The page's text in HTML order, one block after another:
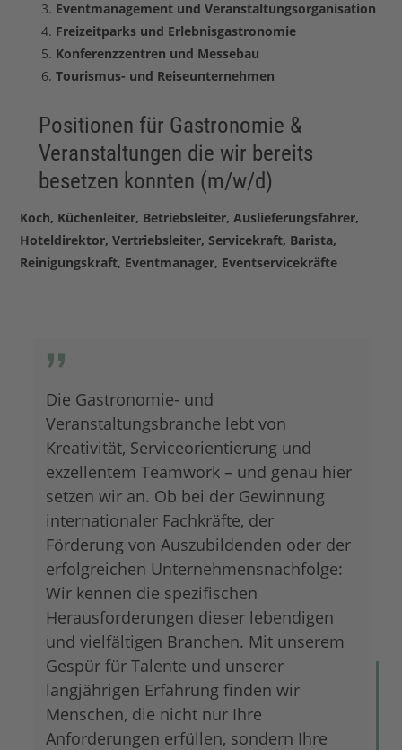
Eventmanagement und Veranstaltungsorganisation
Freizeitparks und Erlebnisgastronomie
Konferenzzentren und Messebau
Tourismus- und Reiseunternehmen
Positionen für Gastronomie &
Veranstaltungen die wir bereits
besetzen konnten (m/w/d)
Koch, Küchenleiter, Betriebsleiter, Auslieferungsfahrer,
Hoteldirektor, Vertriebsleiter, Servicekraft, Barista,
Reinigungskraft, Eventmanager, Eventservicekräfte
Die Gastronomie- und
Veranstaltungsbranche lebt von
Kreativität, Serviceorientierung und
exzellentem Teamwork – und genau hier
setzen wir an. Ob bei der Gewinnung
internationaler Fachkräfte, der
Förderung von Auszubildenden oder der
erfolgreichen Unternehmensnachfolge:
Wir kennen die spezifischen
Herausforderungen dieser lebendigen
und vielfältigen Branchen. Mit unserem
Gespür für Talente und unserer
langjährigen Erfahrung finden wir
Menschen, die nicht nur Ihre
Anforderungen erfüllen, sondern Ihre